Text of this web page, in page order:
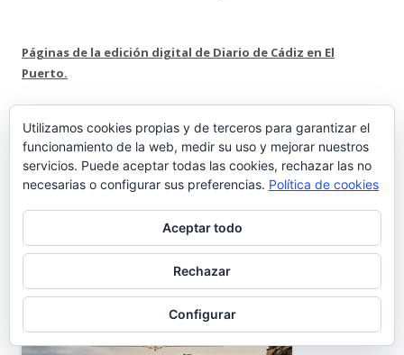
Páginas de la edición digital de Diario de Cádiz en El
Puerto.
Utilizamos cookies propias y de terceros para garantizar el
funcionamiento de la web, medir su uso y mejorar nuestros
servicios. Puede aceptar todas las cookies, rechazar las no
necesarias o configurar sus preferencias. Política de cookies
Aceptar todo
Rechazar
Configurar